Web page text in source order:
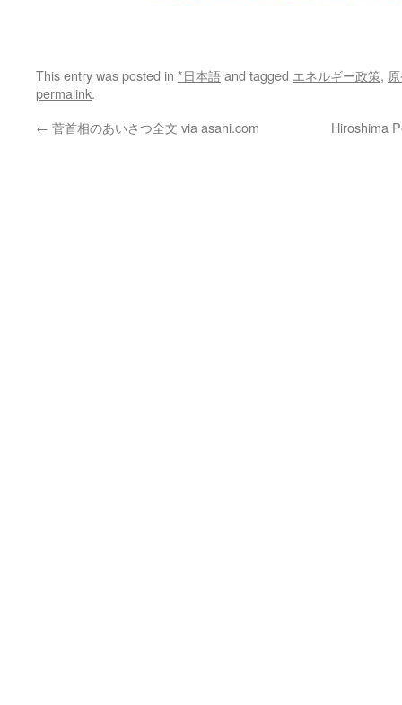
This entry was posted in *日本語and tagged エネルギー政策,
permalink.
← 菅首相のあいさつ全文 via asahi.com Hiroshima